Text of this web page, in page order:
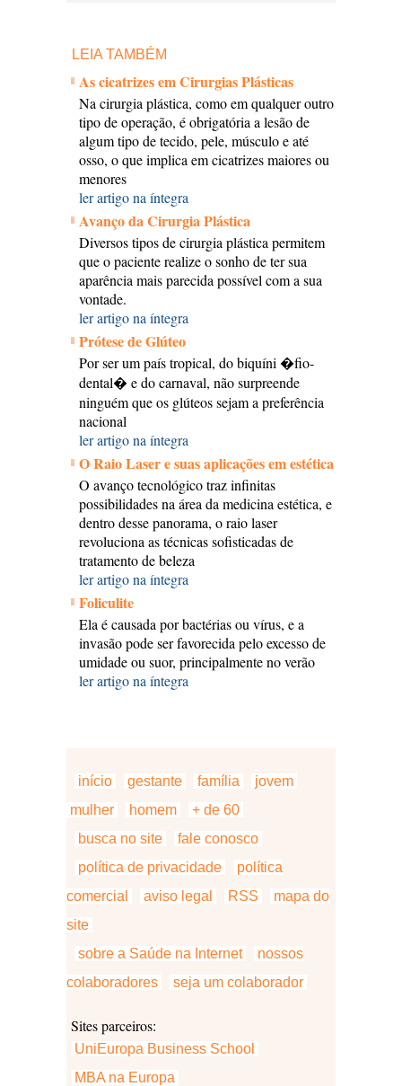
LEIA TAMBÉM
As cicatrizes em Cirurgias Plásticas
Na cirurgia plástica, como em qualquer outro
tipo de operação, é obrigatória a lesão de
algum tipo de tecido, pele, músculo e até
osso, o que implica em cicatrizes maiores ou
menores
ler artigo na íntegra
Avanço da Cirurgia Plástica
Diversos tipos de cirurgia plástica permitem
que o paciente realize o sonho de ter sua
aparência mais parecida possível com a sua
vontade.
ler artigo na íntegra
Prótese de Glúteo
Por ser um país tropical, do biquíni �fio-
dental� e do carnaval, não surpreende
ninguém que os glúteos sejam a preferência
nacional
ler artigo na íntegra
O Raio Laser e suas aplicações em estética
O avanço tecnológico traz infinitas
possibilidades na área da medicina estética, e
dentro desse panorama, o raio laser
revoluciona as técnicas sofisticadas de
tratamento de beleza
ler artigo na íntegra
Foliculite
Ela é causada por bactérias ou vírus, e a
invasão pode ser favorecida pelo excesso de
umidade ou suor, principalmente no verão
ler artigo na íntegra
início gestante família
jovem
mulher
homem
+ de 60
busca no site
fale conosco
política de privacidade
política
comercial
aviso legal RSS
mapa do
site
sobre a Saúde na Internet
nossos
colaboradores
seja um colaborador
Sites parceiros:
UniEuropa Business School
MBA na Europa